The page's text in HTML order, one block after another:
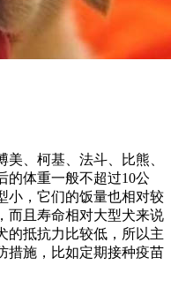
、柯基、法斗、比熊、
的体重一般不超过10公
小，它们的饭量也相对较
而且寿命相对大型犬来说
的抵抗力比较低，所以主
措施，比如定期接种疫苗